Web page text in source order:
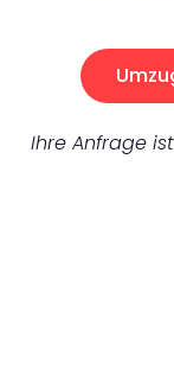
Ihre Anfrage